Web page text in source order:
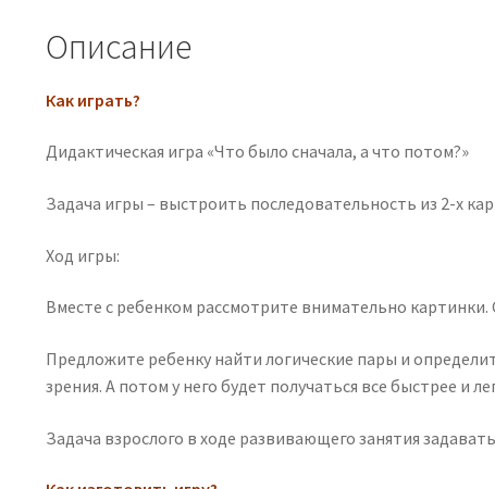
Описание
Как играть?
Дидактическая игра «Что было сначала, а что потом?»
Задача игры – выстроить последовательность из 2-х
Ход игры:
Вместе с ребенком рассмотрите внимательно
Предложите ребенку найти логические пары и
зрения. А потом у него будет получаться все быстрее и
Задача взрослого в ходе развивающего занятия